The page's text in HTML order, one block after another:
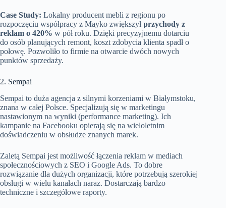
Case Study: Lokalny producent mebli z regionu po
rozpoczęciu współpracy z Mayko zwiększyłprzychody z
reklam o 420% w pół roku. Dzięki precyzyjnemu dotarciu
do osób planujących remont, koszt zdobycia klienta spadł o
połowę. Pozwoliło to firmie na otwarcie dwóch nowych
punktów sprzedaży.
2. Sempai
Sempai to duża agencja z silnymi korzeniami w Białymstoku,
znana w całej Polsce. Specjalizują się w marketingu
nastawionym na wyniki (performance marketing). Ich
kampanie na Facebooku opierają się na wieloletnim
doświadczeniu w obsłudze znanych marek.
Zaletą Sempai jest możliwość łączenia reklam w mediach
społecznościowych z SEO i Google Ads. To dobre
rozwiązanie dla dużych organizacji, które potrzebują szerokiej
obsługi w wielu kanałach naraz. Dostarczają bardzo
techniczne i szczegółowe raporty.